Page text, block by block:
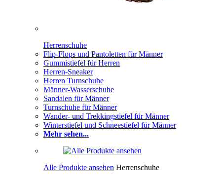
Herrenschuhe
Flip-Flops und Pantoletten für Männer
Gummistiefel für Herren
Herren-Sneaker
Herren Turnschuhe
Männer-Wasserschuhe
Sandalen für Männer
Turnschuhe für Männer
Wander- und Trekkingstiefel für Männer
Winterstiefel und Schneestiefel für Männer
Mehr sehen...
Alle Produkte ansehen Herrenschuhe